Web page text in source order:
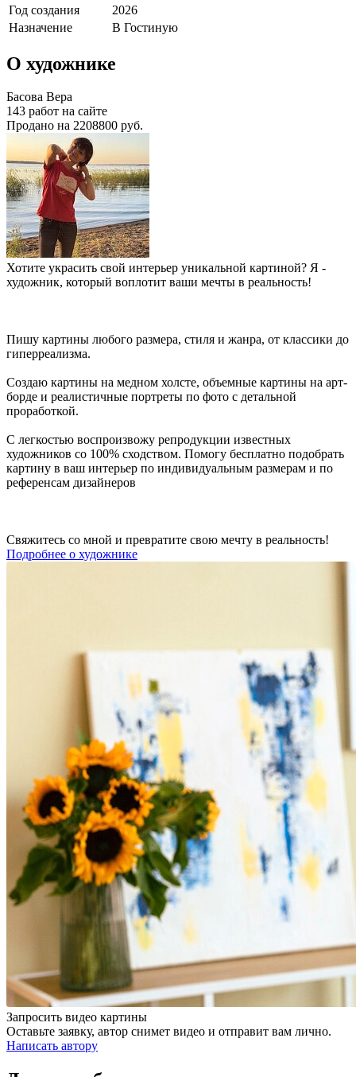
Год создания
2026
Назначение
В Гостиную
О художнике
Басова Вера
143 работ на сайте
Продано на 2208800 руб.
Хотите украсить свой интерьер уникальной картиной? Я -
художник, который воплотит ваши мечты в реальность!
Пишу картины любого размера, стиля и жанра, от классики до
гиперреализма.
Создаю картины на медном холсте, объемные картины на арт-
борде и реалистичные портреты по фото с детальной
проработкой.
С легкостью воспроизвожу репродукции известных
художников со 100% сходством. Помогу бесплатно подобрать
картину в ваш интерьер по индивидуальным размерам и по
референсам дизайнеров
Свяжитесь со мной и превратите свою мечту в реальность!
Подробнее о художнике
Запросить видео картины
Оставьте заявку, автор снимет видео и отправит вам лично.
Написать автору